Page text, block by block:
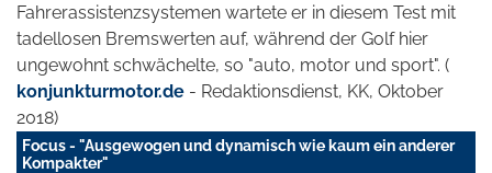
Fahrerassistenzsystemen wartete er in diesem Test mit
tadellosen Bremswerten auf, während der Golf hier
ungewohnt schwächelte, so "auto, motor und sport". (
konjunkturmotor.de - Redaktionsdienst, KK, Oktober
2018)
Focus - "Ausgewogen und dynamisch wie kaum ein anderer
Kompakter"